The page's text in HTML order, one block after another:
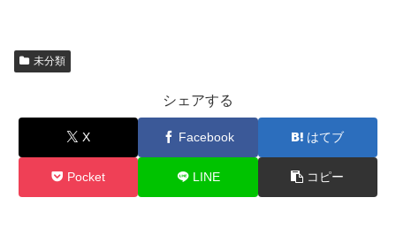
未分類
シェアする
X Facebook はてブ
Pocket LINE コピー